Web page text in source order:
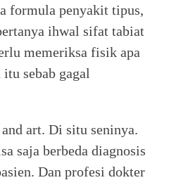
formula penyakit tipus,
ihwal sifat tabiat
memeriksa fisik apa
sebab gagal
art. Di situ seninya.
saja berbeda diagnosis
Dan profesi dokter